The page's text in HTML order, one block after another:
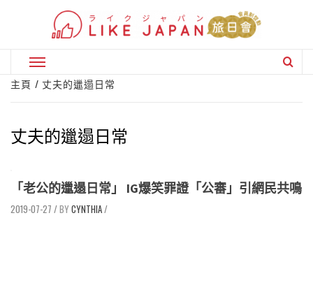
Primary
Menu
主頁 丈夫的邋遢日常
丈夫的邋遢日常
「老公的邋遢日常」 IG爆笑罪證「公審」引網民共鳴
2019-07-27 / CYNTHIA/